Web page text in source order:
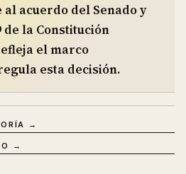
acuerdo del Senado y
la Constitución
el marco
esta decisión.
→
→